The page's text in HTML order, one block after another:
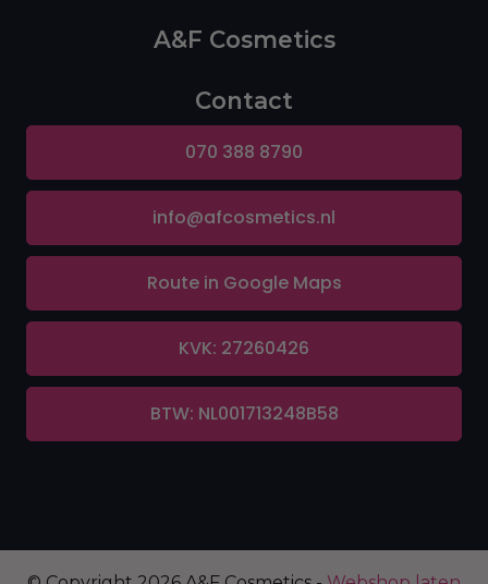
A&F Cosmetics
Contact
070 388 8790
info@afcosmetics.nl
Route in Google Maps
KVK: 27260426
BTW: NL001713248B58